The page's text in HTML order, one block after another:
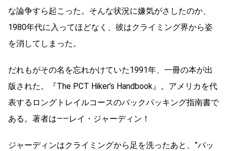
な論争すら起こった。そんな状況に嫌気がさしたのか、
1980年代に入ってほどなく、彼はクライミング界から姿
を消してしまった。
だれもがその名を忘れかけていた1991年、一冊の本が出
版された。『The PCT Hiker’s Handbook』。アメリカを代
表するロングトレイルコースのバックパッキング指南書で
ある。著者は――レイ・ジャーディン！
ジャーディンはクライミングから足を洗ったあと、”バッ